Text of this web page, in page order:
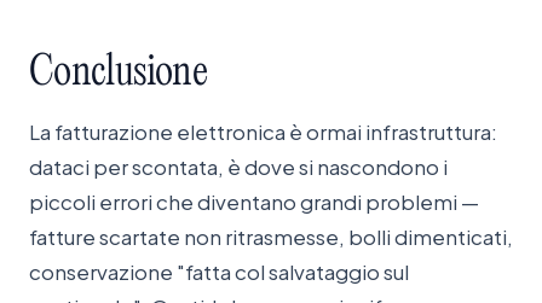
Conclusione
La fatturazione elettronica è ormai infrastruttura:
dataci per scontata, è dove si nascondono i
piccoli errori che diventano grandi problemi —
fatture scartate non ritrasmesse, bolli dimenticati,
conservazione "fatta col salvataggio sul